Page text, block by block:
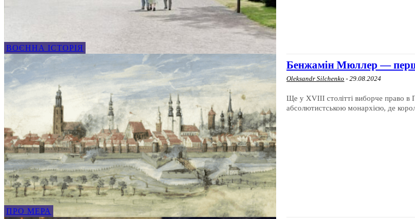
ВОЄННА ІСТОРІЯ
ПРО МЕРА
Бенжамін Мюллер —
Oleksandr Silchenko - 29.08.2024
Ще у XVIII столітті виборче право в
абсолютистською монархією, де